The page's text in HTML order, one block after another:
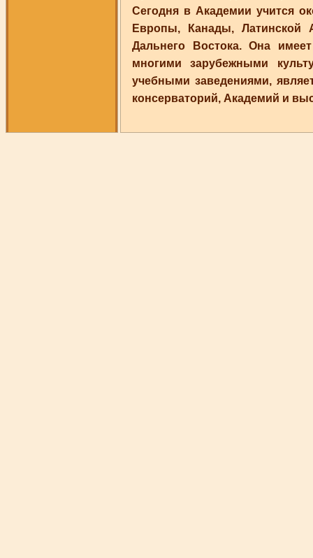
Сегодня в Академии учится
Европы, Канады, Латинской
Дальнего Востока. Она
многими зарубежными
учебными заведениями,
консерваторий, Академий и